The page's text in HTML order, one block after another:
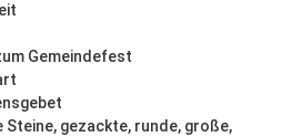
Gemeindefest
Steine, gezackte, runde, große,